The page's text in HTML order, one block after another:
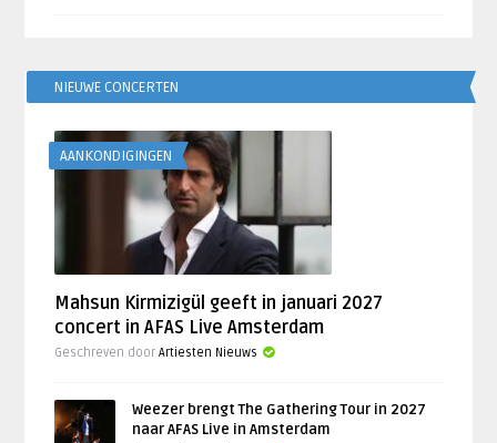
NIEUWE CONCERTEN
AANKONDIGINGEN
Mahsun Kirmizigül geeft in januari 2027
concert in AFAS Live Amsterdam
Geschreven doorArtiesten Nieuws
Weezer brengt The Gathering Tour in 2027
naar AFAS Live in Amsterdam